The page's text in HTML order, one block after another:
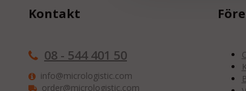
Kontakt
08 - 544 401 50
info@micrologistic.com
order@micrologistic.com